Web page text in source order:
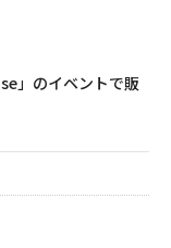
」のイベントで販